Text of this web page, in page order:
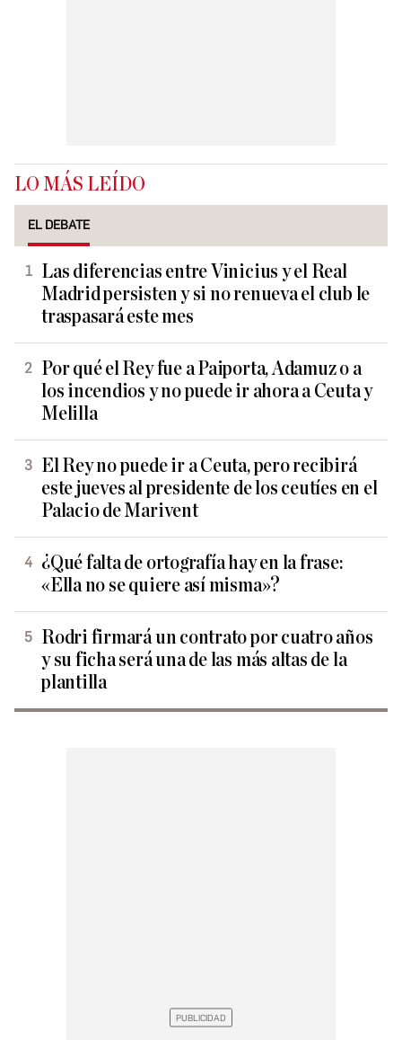
LO MÁS LEÍDO
EL DEBATE
Las diferencias entre Vinicius y el Real
Madrid persisten y si no renueva el club le
traspasará este mes
Por qué el Rey fue a Paiporta, Adamuz o a
los incendios y no puede ir ahora a Ceuta y
Melilla
El Rey no puede ir a Ceuta, pero recibirá
este jueves al presidente de los ceutíes en el
Palacio de Marivent
¿Qué falta de ortografía hay en la frase:
«Ella no se quiere así misma»?
Rodri firmará un contrato por cuatro años
y su ficha será una de las más altas de la
plantilla